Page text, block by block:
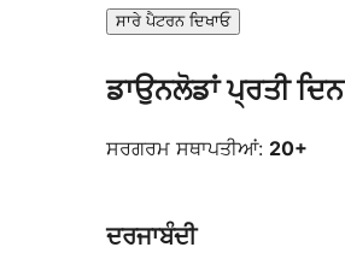
ਸਾਰੇ ਪੈਟਰਨ ਦਿਖਾਓ
ਡਾਉਨਲੋਡਾਂ ਪ੍ਰਤੀ ਦਿਨ
ਸਰਗਰਮ ਸਥਾਪਤੀਆਂ: 20+
ਦਰਜਾਬੰਦੀ